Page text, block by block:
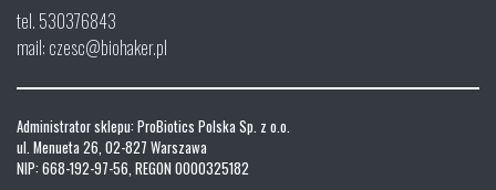
tel. 530376843
mail: czesc@biohaker.pl
Administrator sklepu: ProBiotics Polska Sp. z o.o.
ul. Menueta 26, 02-827 Warszawa
NIP: 668-192-97-56, REGON 0000325182